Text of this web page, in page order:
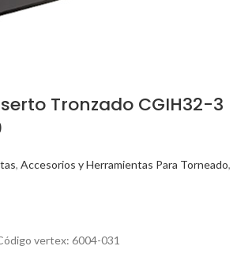
Tronzado CGIH32-3
, Accesorios y Herramientas Para Torneado,
vertex: 6004-031